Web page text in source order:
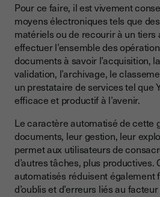
Pour ce faire, il est vivement
moyens électroniques tels que
matériels ou de recourir à un
effectuer l’ensemble des
documents à savoir l’acquisition,
validation, l’archivage, le
un prestataire de services tel que
efficace et productif à l’avenir.
Le caractère automatisé de cette
documents, leur gestion, leur
permet aux utilisateurs de
d’autres tâches, plus productives.
automatisés réduisent également
d’oublis et d’erreurs liés au